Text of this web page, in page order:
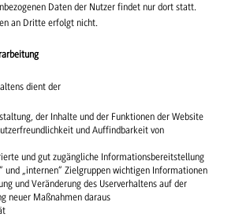
Daten der Nutzer findet nur dort statt.
an Dritte erfolgt nicht.
dient der
der Inhalte und der Funktionen der Website
und Auffindbarkeit von
und gut zugängliche Informationsbereitstellung
und „internen“ Zielgruppen wichtigen Informationen
und Veränderung des Userverhaltens auf der
neuer Maßnahmen daraus